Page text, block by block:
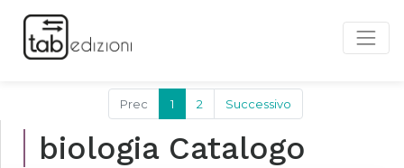
Prec 1 2 Successivo
biologia Catalogo